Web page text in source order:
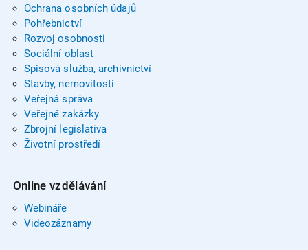
Ochrana osobních údajů
Pohřebnictví
Rozvoj osobnosti
Sociální oblast
Spisová služba, archivnictví
Stavby, nemovitosti
Veřejná správa
Veřejné zakázky
Zbrojní legislativa
Životní prostředí
Online vzdělávání
Webináře
Videozáznamy